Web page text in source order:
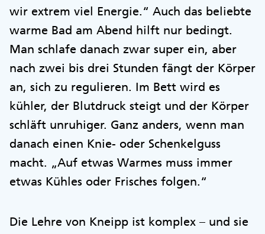
wir extrem viel Energie.“ Auch das beliebte
warme Bad am Abend hilft nur bedingt.
Man schlafe danach zwar super ein, aber
nach zwei bis drei Stunden fängt der Körper
an, sich zu regulieren. Im Bett wird es
kühler, der Blutdruck steigt und der Körper
schläft unruhiger. Ganz anders, wenn man
danach einen Knie- oder Schenkelguss
macht. „Auf etwas Warmes muss immer
etwas Kühles oder Frisches folgen.“
Die Lehre von Kneipp ist komplex – und sie